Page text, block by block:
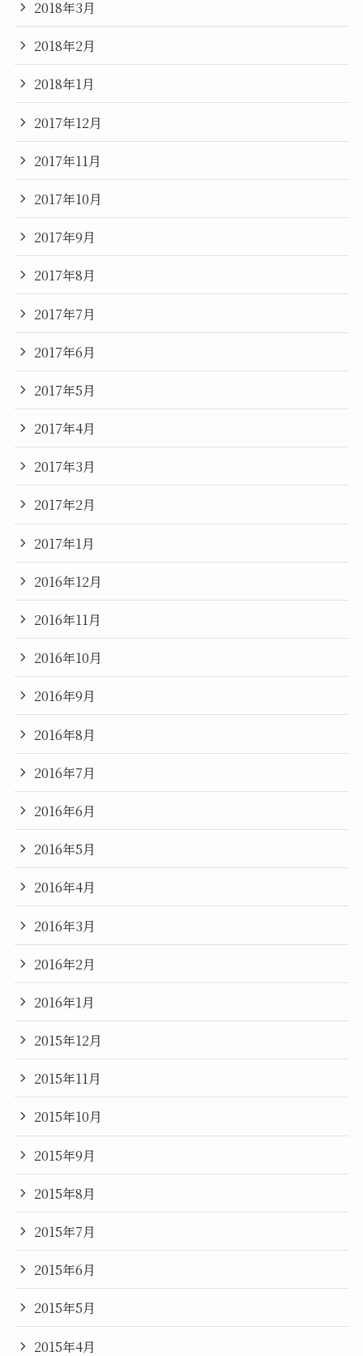
2018年3月
2018年2月
2018年1月
2017年12月
2017年11月
2017年10月
2017年9月
2017年8月
2017年7月
2017年6月
2017年5月
2017年4月
2017年3月
2017年2月
2017年1月
2016年12月
2016年11月
2016年10月
2016年9月
2016年8月
2016年7月
2016年6月
2016年5月
2016年4月
2016年3月
2016年2月
2016年1月
2015年12月
2015年11月
2015年10月
2015年9月
2015年8月
2015年7月
2015年6月
2015年5月
2015年4月